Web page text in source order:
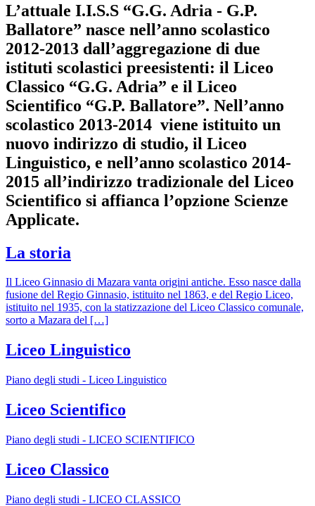
L’attuale I.I.S.S “G.G. Adria - G.P.
Ballatore” nasce nell’anno scolastico
2012-2013 dall’aggregazione di due
istituti scolastici preesistenti: il Liceo
Classico “G.G. Adria” e il Liceo
Scientifico “G.P. Ballatore”. Nell’anno
scolastico 2013-2014 viene istituito un
nuovo indirizzo di studio, il Liceo
Linguistico, e nell’anno scolastico 2014-
2015 all’indirizzo tradizionale del Liceo
Scientifico si affianca l’opzione Scienze
Applicate.
La storia
Il Liceo Ginnasio di Mazara vanta origini antiche. Esso nasce dalla
fusione del Regio Ginnasio, istituito nel 1863, e del Regio Liceo,
istituito nel 1935, con la statizzazione del Liceo Classico comunale,
sorto a Mazara del […]
Liceo Linguistico
Piano degli studi - Liceo Linguistico
Liceo Scientifico
Piano degli studi - LICEO SCIENTIFICO
Liceo Classico
Piano degli studi - LICEO CLASSICO